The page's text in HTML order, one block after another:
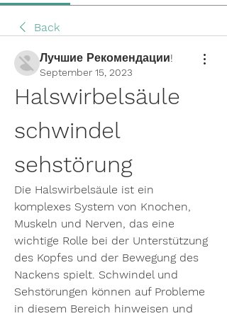
Back
Лучшие Рекомендации!
September 15, 2023
Halswirbelsäule
schwindel
sehstörung
Die Halswirbelsäule ist ein
komplexes System von Knochen,
Muskeln und Nerven, das eine
wichtige Rolle bei der Unterstützung
des Kopfes und der Bewegung des
Nackens spielt. Schwindel und
Sehstörungen können auf Probleme
in diesem Bereich hinweisen und